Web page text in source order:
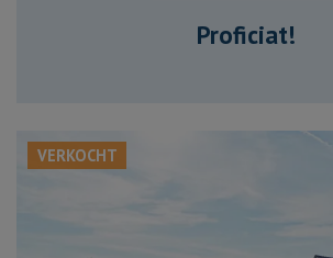
Proficiat!
VERKOCHT